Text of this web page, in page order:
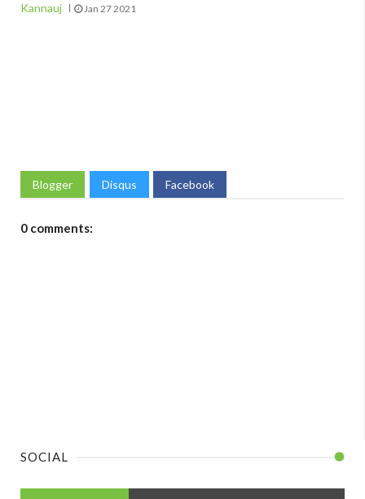
Kannauj
Jan 27 2021
Blogger Disqus Facebook
0 comments:
SOCIAL